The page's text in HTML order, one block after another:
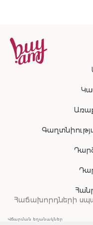
Հաճախորդների
Վճարման եղանակներ